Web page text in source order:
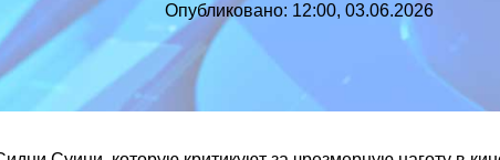
Опубликовано: 12:00, 03.06.2026